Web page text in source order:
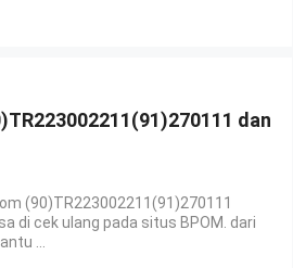
dan
(90)TR223002211(91)270111
di cek ulang pada situs BPOM. dari
...